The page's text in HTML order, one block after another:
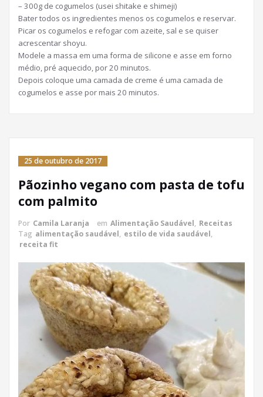
– 300g de cogumelos (usei shitake e shimeji)
Bater todos os ingredientes menos os cogumelos e reservar.
Picar os cogumelos e refogar com azeite, sal e se quiser
acrescentar shoyu.
Modele a massa em uma forma de silicone e asse em forno
médio, pré aquecido, por 20 minutos.
Depois coloque uma camada de creme é uma camada de
cogumelos e asse por mais 20 minutos.
25 de outubro de 2017
Pãozinho vegano com pasta de tofu
com palmito
Por Camila Laranja em Alimentação Saudável, Receitas
Tag alimentação saudável, estilo de vida saudável,
receita fit